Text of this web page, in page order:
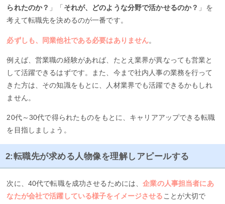
られたのか？ 」「 それが、どのような分野で活かせるのか？ 」を
考えて転職先を決めるのが一番です。
必ずしも、同業他社である必要はありません。
例えば、営業職の経験があれば、たとえ業界が異なっても営業と
して活躍できるはずです。また、今まで社内人事の業務を行って
きた方は、その知識をもとに、人材業界でも活躍できるかもしれ
ません。
20代～30代で得られたものをもとに、キャリアアップできる転職
を目指しましょう。
2:転職先が求める人物像を理解しアピールする
次に、40代で転職を成功させるためには、企業の人事担当者にあ
なたが会社で活躍している様子をイメージさせる ことが大切で